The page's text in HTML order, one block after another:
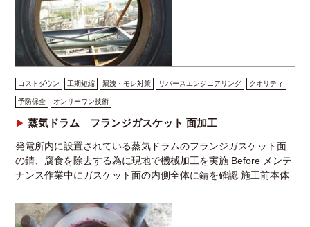
コストダウン 工期短縮 漏洩・モレ対策 リバースエンジニアリング クオリティ
予防保全 オンリーワン技術
蒸気ドラム フランジガスケット 面加工
発電所内に設置されている蒸気ドラムのフランジガスケット面
の錆、腐食を除去する為に現地で機械加工を実施 Before メンテ
ナンス作業中にガスケット面の内側全体に錆を確認 施工前本体